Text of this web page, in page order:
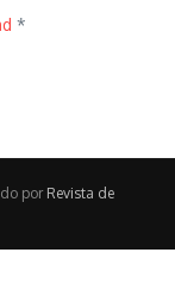
*
por Revista de